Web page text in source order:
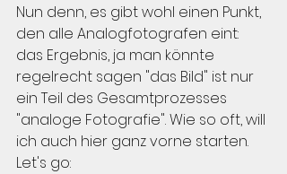
Nun denn, es gibt wohl einen Punkt,
den alle Analogfotografen eint:
das Ergebnis, ja man könnte
regelrecht sagen "das Bild" ist nur
ein Teil des Gesamtprozesses
"analoge Fotografie". Wie so oft, will
ich auch hier ganz vorne starten.
Let's go: